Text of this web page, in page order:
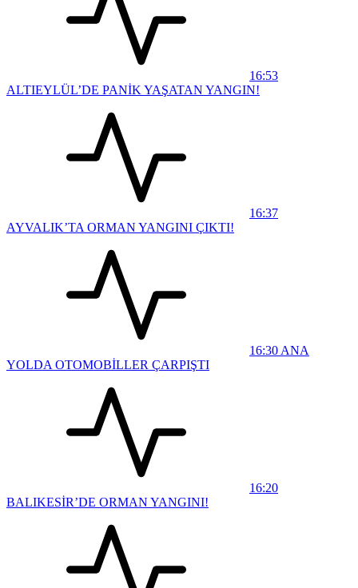
16:53
ALTIEYLÜL’DE PANİK YAŞATAN YANGIN!
16:37
AYVALIK’TA ORMAN YANGINI ÇIKTI!
16:30 ANA
YOLDA OTOMOBİLLER ÇARPIŞTI
16:20
BALIKESİR’DE ORMAN YANGINI!